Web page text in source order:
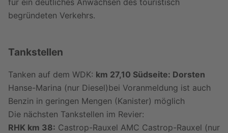
begründeten Verkehrs.
Tankstellen
Tanken auf dem WDK: km 27,10 Südseite: Dorsten
Hanse-Marina (nur Diesel)bei Voranmeldung ist auch
Benzin in geringen Mengen (Kanister) möglich
Die nächsten Tankstellen im Revier:
RHK km 38: Castrop-Rauxel AMC Castrop-Rauxel (nur